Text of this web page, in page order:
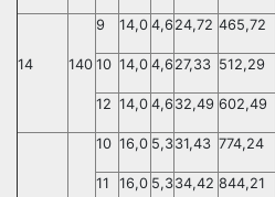
14 140
9 14,0 4,6 24,72 465,72
10 14,0 4,6 27,33 512,29
12 14,0 4,6 32,49 602,49
10 16,0 5,331,43 774,24
11 16,0 5,334,42 844,21